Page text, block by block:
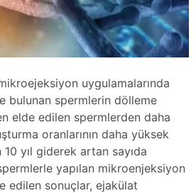
uygulamalarında
bulunan spermlerin dölleme
elde edilen spermlerden daha
oranlarının daha yüksek
yıl giderek artan sayıda
yapılan mikroenjeksiyon
edilen sonuçlar, ejakülat